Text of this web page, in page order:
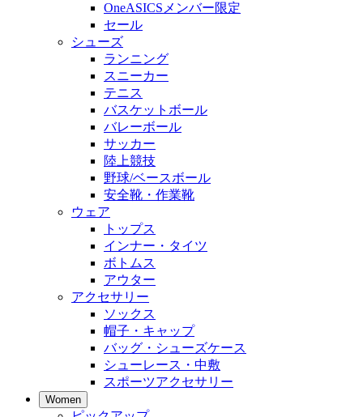
OneASICSメンバー限定
セール
シューズ
ランニング
スニーカー
テニス
バスケットボール
バレーボール
サッカー
陸上競技
野球/ベースボール
安全靴・作業靴
ウェア
トップス
インナー・タイツ
ボトムス
アウター
アクセサリー
ソックス
帽子・キャップ
バッグ・シューズケース
シューレース・中敷
スポーツアクセサリー
Women